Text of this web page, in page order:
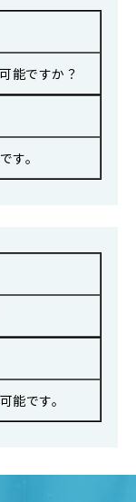
能ですか？
す。
能です。